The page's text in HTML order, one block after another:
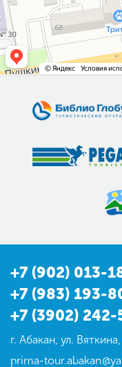
+7 (902) 013-
+7 (983) 193-
+7 (3902) 242-
г. Абакан, ул.
prima-